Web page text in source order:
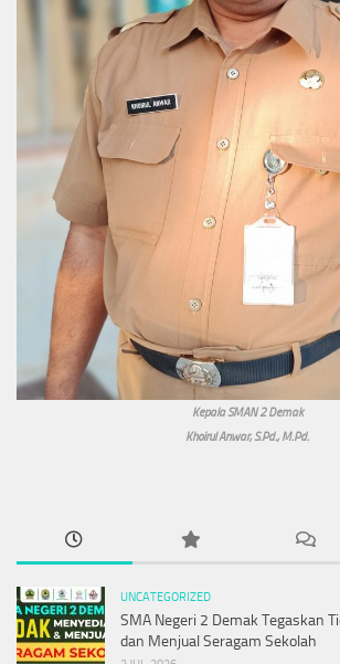
Kepala SMAN 2 Demak
Khoirul Anwar, S.Pd., M.Pd.
UNCATEGORIZED
SMA Negeri 2 Demak Tegaskan
dan Menjual Seragam Sekolah